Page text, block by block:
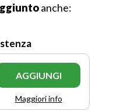
anche:
AGGIUNGI
Maggiori info